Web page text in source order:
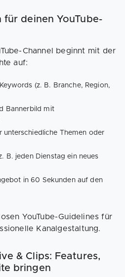
deinen YouTube-
Channel beginnt mit der
auf:
(z. B. Branche, Region,
Bannerbild mit
unterschiedliche Themen oder
B. jeden Dienstag ein neues
in 60 Sekunden auf den
YouTube-Guidelines für
Kanalgestaltung.
& Clips: Features,
bringen